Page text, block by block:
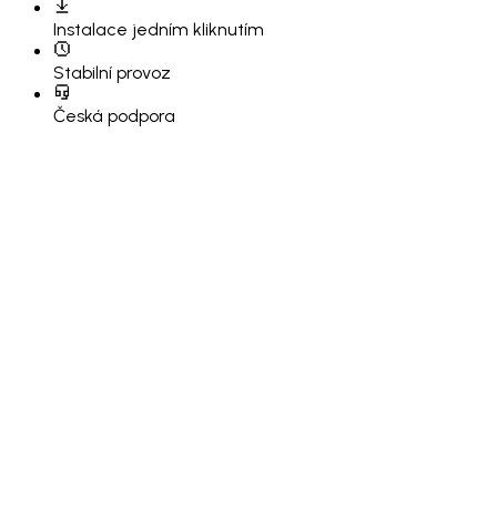
Instalace jedním kliknutím
Stabilní provoz
Česká podpora